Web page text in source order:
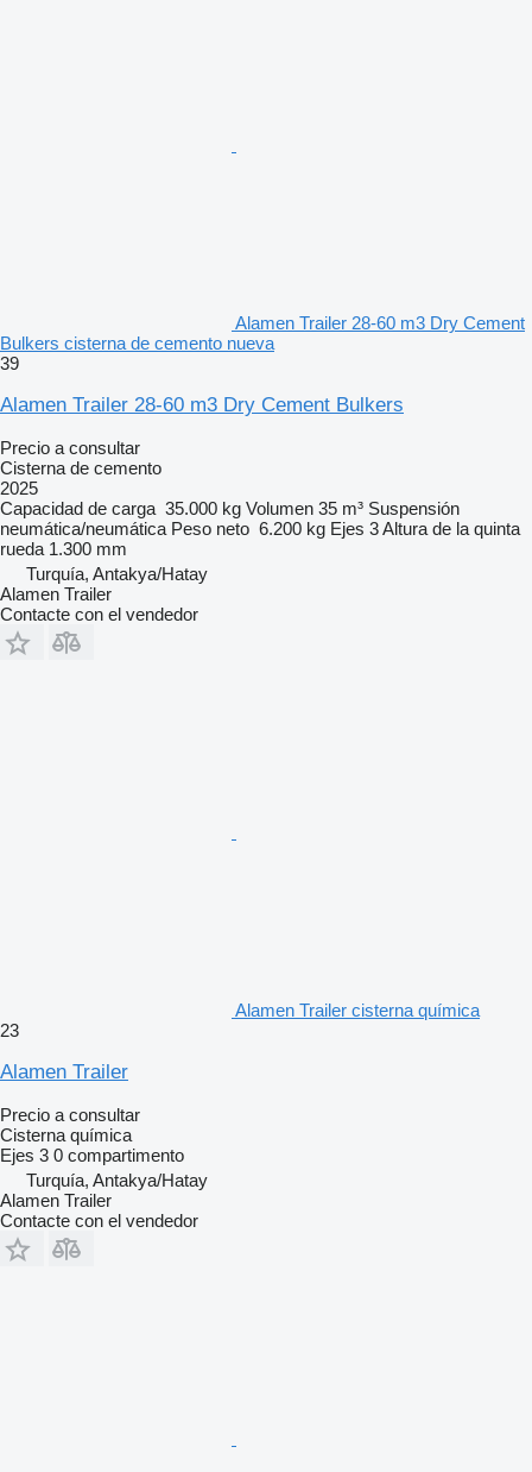
Alamen Trailer 28-60 m3 Dry Cement
Bulkers cisterna de cemento nueva
39
Alamen Trailer 28-60 m3 Dry Cement Bulkers
Precio a consultar
Cisterna de cemento
2025
Capacidad de carga 35.000 kg Volumen 35 m³ Suspensión
neumática/neumática Peso neto 6.200 kg Ejes 3Altura de la quinta
rueda 1.300 mm
Turquía, Antakya/Hatay
Alamen Trailer
Contacte con el vendedor
Alamen Trailer cisterna química
23
Alamen Trailer
Precio a consultar
Cisterna química
Ejes 3 0 compartimento
Turquía, Antakya/Hatay
Alamen Trailer
Contacte con el vendedor